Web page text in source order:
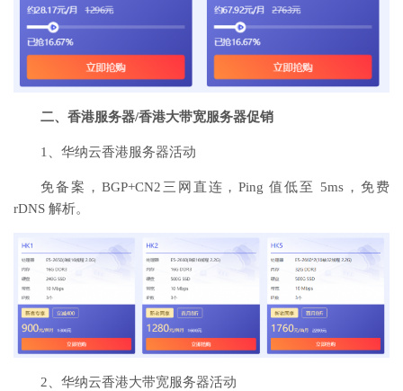
二、香港服务器/香港大带宽服务器促销
1、华纳云香港服务器活动
免备案，BGP+CN2三网直连，Ping 值低至 5ms，免费
rDNS 解析。
2、华纳云香港大带宽服务器活动